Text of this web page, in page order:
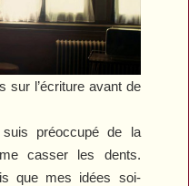
sur l’écriture avant de
préoccupé de la
casser les dents.
que mes idées soi-